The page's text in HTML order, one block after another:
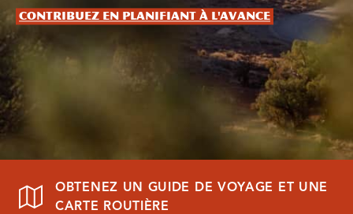
Contribuez en planifiant à l'avance
OBTENEZ UN GUIDE DE VOYAGE ET UNE
CARTE ROUTIÈRE